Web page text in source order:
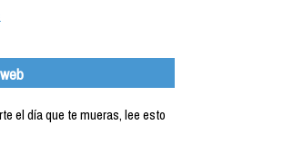
el día que te mueras, lee esto